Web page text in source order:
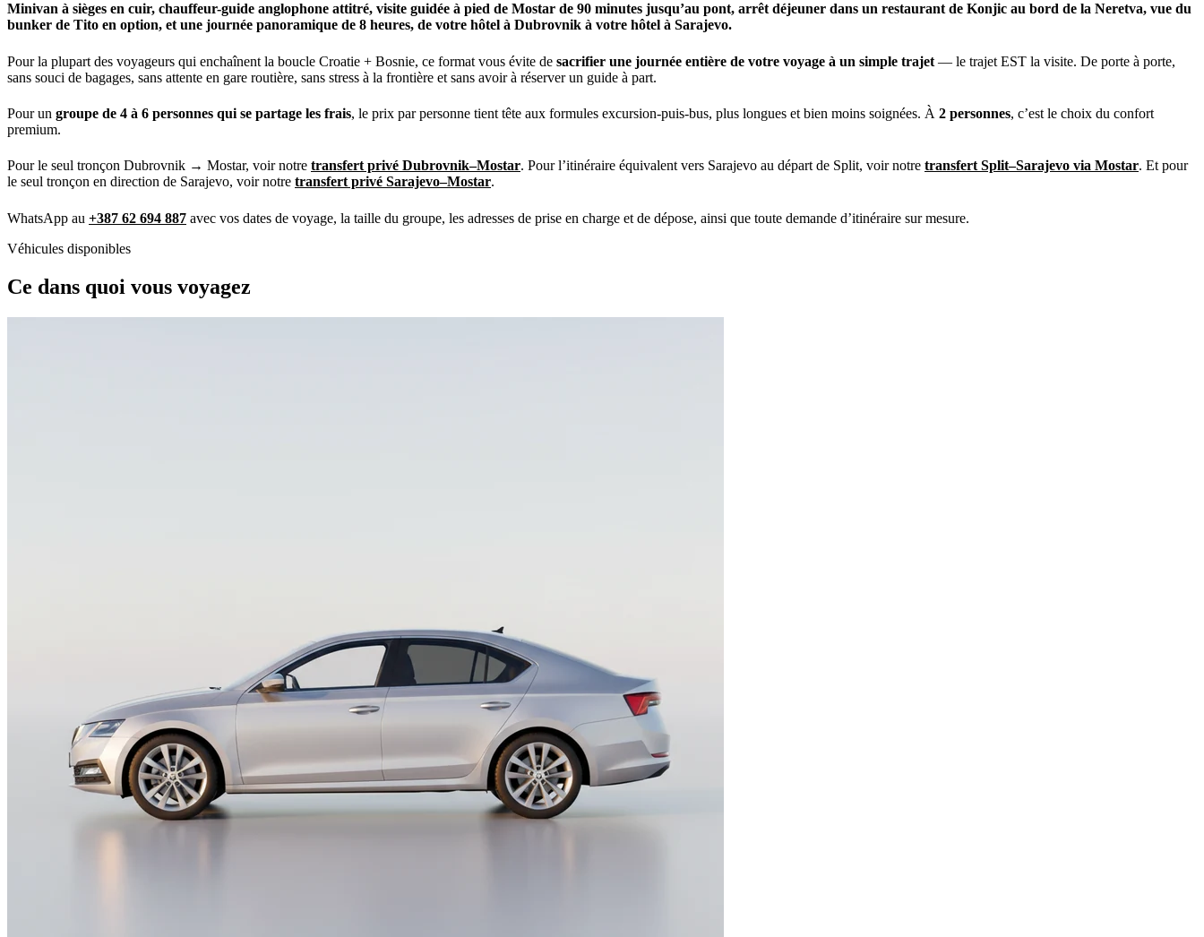
Minivan à sièges en cuir, chauffeur-guide anglophone attitré, visite guidée à pied de Mostar de 90 minutes jusqu’au pont, arrêt déjeuner dans un restaurant de Konjic au bord de la Neretva, vue du
bunker de Tito en option, et une journée panoramique de 8 heures, de votre hôtel à Dubrovnik à votre hôtel à Sarajevo.
Pour la plupart des voyageurs qui enchaînent la boucle Croatie + Bosnie, ce format vous évite de sacrifier une journée entière de votre voyage à un simple trajet — le trajet EST la visite. De porte à porte,
sans souci de bagages, sans attente en gare routière, sans stress à la frontière et sans avoir à réserver un guide à part.
Pour un groupe de 4 à 6 personnes qui se partage les frais, le prix par personne tient tête aux formules excursion-puis-bus, plus longues et bien moins soignées. À 2 personnes, c’est le choix du confort
premium.
Pour le seul tronçon Dubrovnik → Mostar, voir notre transfert privé Dubrovnik–Mostar. Pour l’itinéraire équivalent vers Sarajevo au départ de Split, voir notre transfert Split–Sarajevo via Mostar. Et pour
le seul tronçon en direction de Sarajevo, voir notre transfert privé Sarajevo–Mostar.
WhatsApp au +387 62 694 887 avec vos dates de voyage, la taille du groupe, les adresses de prise en charge et de dépose, ainsi que toute demande d’itinéraire sur mesure.
Véhicules disponibles
Ce dans quoi vous voyagez